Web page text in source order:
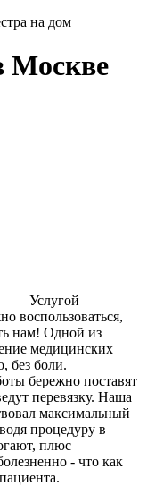
на дом
Москве
Услугой
воспользоваться,
нам! Одной из
медицинских
без боли.
бережно поставят
перевязку. Наша
максимальный
процедуру в
плюс
- что как